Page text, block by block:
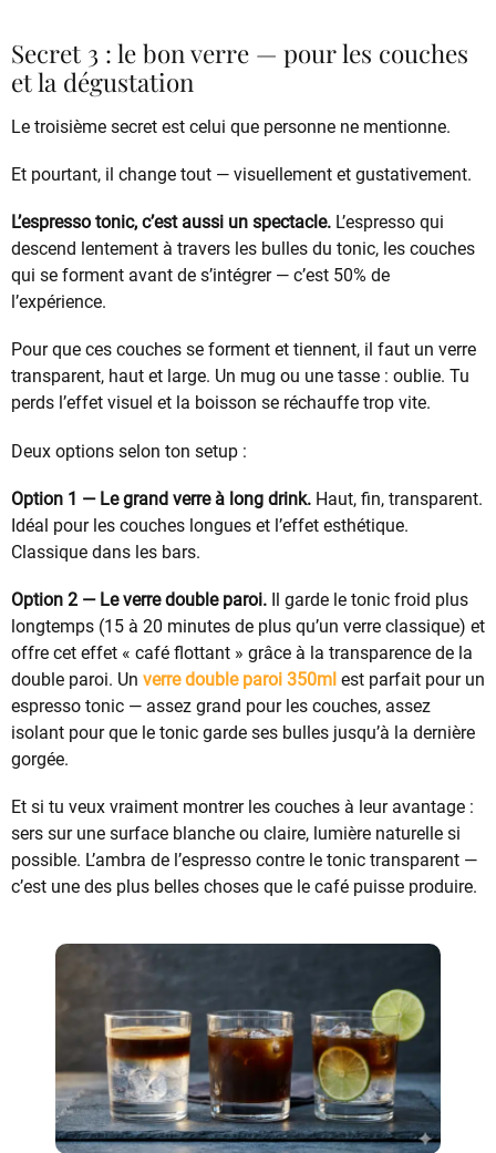
Secret 3 : le bon verre — pour les couches
et la dégustation
Le troisième secret est celui que personne ne mentionne.
Et pourtant, il change tout — visuellement et gustativement.
L’espresso tonic, c’est aussi un spectacle. L’espresso qui
descend lentement à travers les bulles du tonic, les couches
qui se forment avant de s’intégrer — c’est 50% de
l’expérience.
Pour que ces couches se forment et tiennent, il faut un verre
transparent, haut et large. Un mug ou une tasse : oublie. Tu
perds l’effet visuel et la boisson se réchauffe trop vite.
Deux options selon ton setup :
Option 1 — Le grand verre à long drink. Haut, fin, transparent.
Idéal pour les couches longues et l’effet esthétique.
Classique dans les bars.
Option 2 — Le verre double paroi. Il garde le tonic froid plus
longtemps (15 à 20 minutes de plus qu’un verre classique) et
offre cet effet « café flottant » grâce à la transparence de la
double paroi. Un verre double paroi 350ml est parfait pour un
espresso tonic — assez grand pour les couches, assez
isolant pour que le tonic garde ses bulles jusqu’à la dernière
gorgée.
Et si tu veux vraiment montrer les couches à leur avantage :
sers sur une surface blanche ou claire, lumière naturelle si
possible. L’ambra de l’espresso contre le tonic transparent —
c’est une des plus belles choses que le café puisse produire.